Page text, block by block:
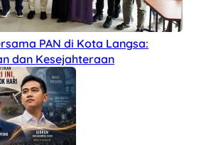
PAN di Kota Langsa:
dan Kesejahteraan